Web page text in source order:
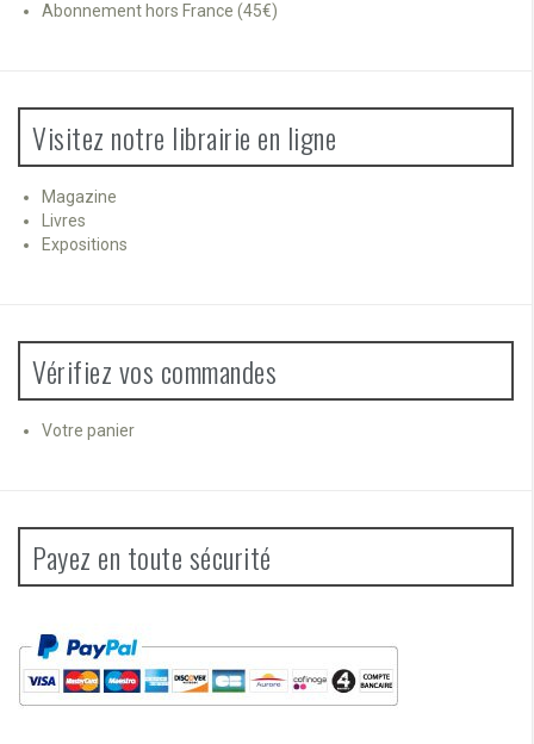
Abonnement hors France (45€)
Visitez notre librairie en ligne
Magazine
Livres
Expositions
Vérifiez vos commandes
Votre panier
Payez en toute sécurité